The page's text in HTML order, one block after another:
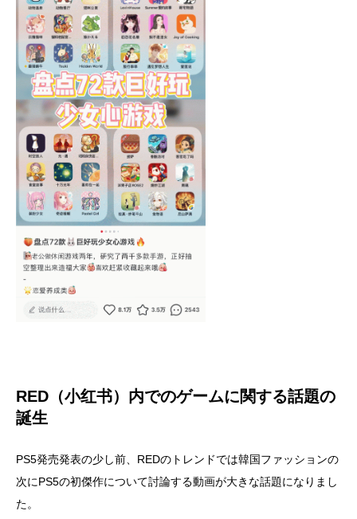
RED（小红书）内でのゲームに関する話題の
誕生
PS5発売発表の少し前、REDのトレンドでは韓国ファッションの
次にPS5の初傑作について討論する動画が大きな話題になりまし
た。